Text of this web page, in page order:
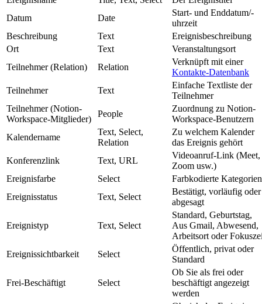
Datum
Date
Start- und Enddatum/-
uhrzeit
Beschreibung
Text
Ereignisbeschreibung
Ort
Text
Veranstaltungsort
Teilnehmer (Relation)
Relation
Verknüpft mit einer
Kontakte-Datenbank
Teilnehmer
Text
Einfache Textliste der
Teilnehmer
Teilnehmer (Notion-
Workspace-Mitglieder)
People
Zuordnung zu Notion-
Workspace-Benutzern
Kalendername
Text, Select,
Relation
Zu welchem Kalender
das Ereignis gehört
Konferenzlink
Text, URL
Videoanruf-Link (Meet,
Zoom usw.)
Ereignisfarbe
Select
Farbkodierte Kategorien
Ereignisstatus
Text, Select
Bestätigt, vorläufig oder
abgesagt
Ereignistyp Text, Select
Standard, Geburtstag,
Aus Gmail, Abwesend,
Arbeitsort oder
Ereignissichtbarkeit
Select
Öffentlich, privat oder
Standard
Frei-Beschäftigt Select
Ob Sie als frei oder
beschäftigt angezeigt
werden